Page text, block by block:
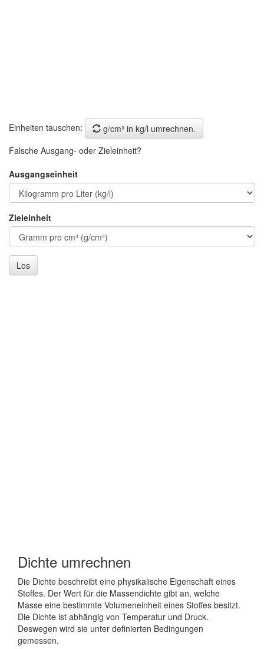
Einheiten tauschen:
g/cm³ in kg/l umrechnen.
Falsche Ausgang- oder Zieleinheit?
Ausgangseinheit
Zieleinheit
Los
Dichte umrechnen
Die Dichte beschreibt eine physikalische Eigenschaft eines
Stoffes. Der Wert für die Massendichte gibt an, welche
Masse eine bestimmte Volumeneinheit eines Stoffes besitzt.
Die Dichte ist abhängig von Temperatur und Druck.
Deswegen wird sie unter definierten Bedingungen
gemessen.